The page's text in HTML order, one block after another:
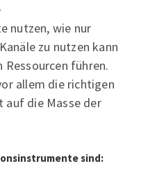
nutzen, wie nur
zu nutzen kann
Ressourcen führen.
allem die richtigen
auf die Masse der
sind: